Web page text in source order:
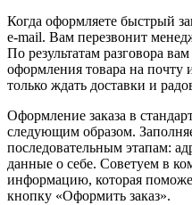
Когда оформляете быстрый
e-mail. Вам перезвонит
По результатам разговора
оформления товара на почту
только ждать доставки и
Оформление заказа в
следующим образом.
последовательным этапам:
данные о себе. Советуем в
информацию, которая
кнопку «Оформить заказ».